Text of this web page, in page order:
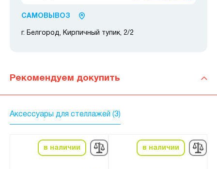
САМОВЫВОЗ
г. Белгород, Кирпичный тупик, 2/2
Рекомендуем докупить
Аксессуары для стеллажей (3)
в наличии в наличии